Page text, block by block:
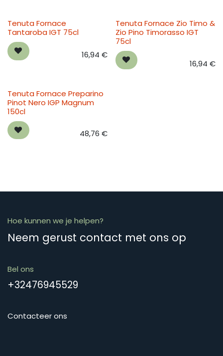
Tenuta Fornace
Tantaroba IGT 75cl
16,94 €
Tenuta Fornace Zio Timo &
Zio Pino Timorasso IGT
75cl
16,94 €
Tenuta Fornace Preparino
Pinot Nero IGP Magnum
150cl
48,76 €
Hoe kunnen we je helpen?
Neem gerust contact met ons op
Bel ons
+32476945529
Contacteer ons